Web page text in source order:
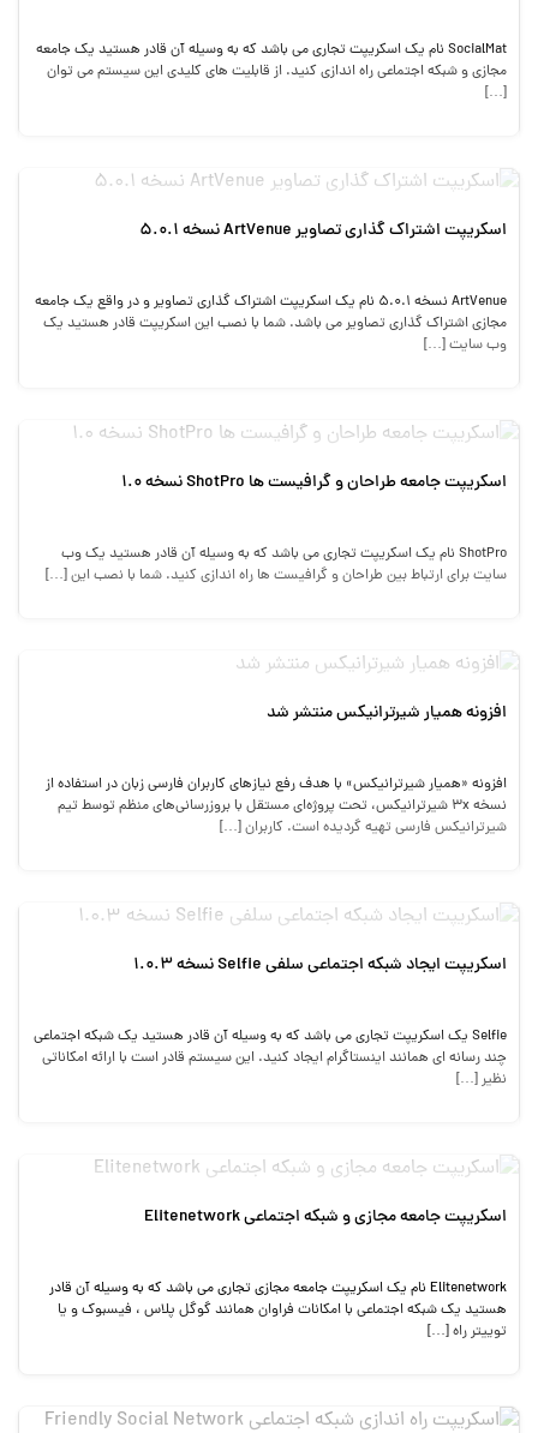
SocialMat نام یک اسکریپت تجاری می باشد که به وسیله آن قادر هستید یک جامعه
مجازی و شبکه اجتماعی راه اندازی کنید. از قابلیت های کلیدی این سیستم می توان
[…]
اسکریپت اشتراک گذاری تصاویر ArtVenue نسخه 5.0.1
ArtVenue نسخه 5.0.1 نام یک اسکریپت اشتراک گذاری تصاویر و در واقع یک جامعه
مجازی اشتراک گذاری تصاویر می باشد. شما با نصب این اسکریپت قادر هستید یک
وب سایت […]
اسکریپت جامعه طراحان و گرافیست ها ShotPro نسخه 1.0
ShotPro نام یک اسکریپت تجاری می باشد که به وسیله آن قادر هستید یک وب
سایت برای ارتباط بین طراحان و گرافیست ها راه اندازی کنید. شما با نصب این […]
افزونه همیار شیرترانیکس منتشر شد
افزونه «همیار شیرترانیکس» با هدف رفع نیازهای کاربران فارسی زبان در استفاده از
نسخه 3x شیرترانیکس، تحت پروژه‌ای مستقل با بروزرسانی‌های منظم توسط تیم
شیرترانیکس فارسی تهیه گردیده است. کاربران […]
اسکریپت ایجاد شبکه اجتماعی سلفی Selfie نسخه 1.0.3
Selfie یک اسکریپت تجاری می باشد که به وسیله آن قادر هستید یک شبکه اجتماعی
چند رسانه ای همانند اینستاگرام ایجاد کنید. این سیستم قادر است با ارائه امکاناتی
نظیر […]
اسکریپت جامعه مجازی و شبکه اجتماعی Elitenetwork
Elitenetwork نام یک اسکریپت جامعه مجازی تجاری می باشد که به وسیله آن قادر
هستید یک شبکه اجتماعی با امکانات فراوان همانند گوگل پلاس ، فیسبوک و یا
توییتر راه […]